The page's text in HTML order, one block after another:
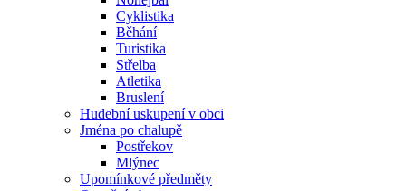
Cyklistika
Běhání
Turistika
Střelba
Atletika
Bruslení
Hudební uskupení v obci
Jména po chalupě
Postřekov
Mlýnec
Upomínkové předměty